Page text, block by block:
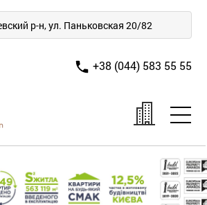
р-н, ул. Паньковская 20/82
+38 (044) 583 55 55